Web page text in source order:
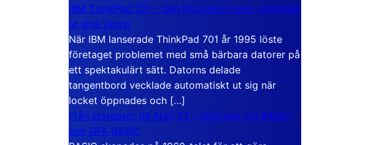
IBM ThinkPad 701 – den lilla datorn som vecklade
ut sina vingar
När IBM lanserade ThinkPad 701 år 1995 löste
företaget problemet med små bärbara datorer på
ett spektakulärt sätt. Datorns delade
tangentbord vecklade automatiskt ut sig när
locket öppnades och […]
Från stordator till Atari ST – historien om BASIC
och GFA BASIC